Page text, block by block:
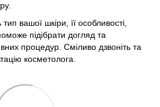
вашої шкіри, її особливості,
підібрати догляд та
процедур. Сміливо дзвоніть та
косметолога.